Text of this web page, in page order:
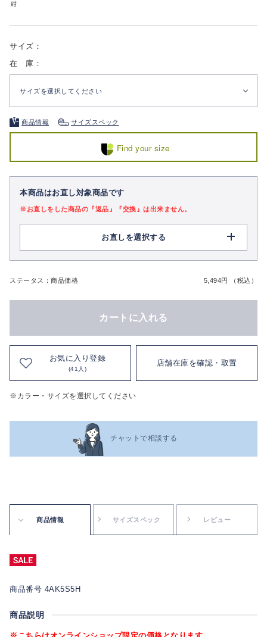
紺
サイズ：
在 庫：
サイズを選択してください
商品情報 サイズスペック
Find your size
本商品はお直し対象商品です
※お直しをした商品の『返品』『交換』は出来ません。
お直しを選択する
ステータス：商品価格 5,494円 （税込）
カートに入れる
お気に入り登録
(41人)
店舗在庫を確認・取置
※カラー・サイズを選択してください
チャットで相談する
商品情報 サイズスペック レビュー
商品番号 4AK5S5H
商品説明
※こちらはオンラインショップ限定の価格となります。